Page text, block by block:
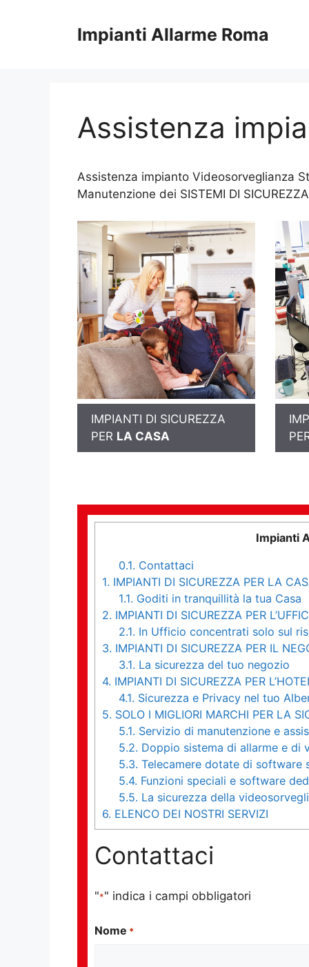
Impianti Allarme Roma
Assistenza
Assistenza impianto Videosorveglianza
Manutenzione dei SISTEMI DI
IMPIANTI DI SICUREZZA
PER LA CASA
Impianti
0.1. Contattaci
1. IMPIANTI DI SICUREZZA PER LA
1.1. Goditi in tranquillità la tua Casa
2. IMPIANTI DI SICUREZZA PER
2.1. In Ufficio concentrati solo sul
3. IMPIANTI DI SICUREZZA PER IL
3.1. La sicurezza del tuo negozio
4. IMPIANTI DI SICUREZZA PER
4.1. Sicurezza e Privacy nel tuo
5. SOLO I MIGLIORI MARCHI PER LA
5.1. Servizio di manutenzione e
5.2. Doppio sistema di allarme e di
5.3. Telecamere dotate di software
5.4. Funzioni speciali e software
5.5. La sicurezza della
6. ELENCO DEI NOSTRI SERVIZI
Contattaci
"*" indica i campi obbligatori
Nome *